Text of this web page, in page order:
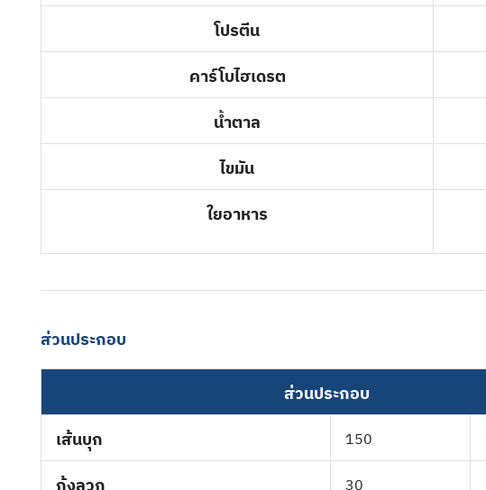
โปรตีน
คาร์โบไฮเดรต
น้ำตาล
ไขมัน
ใยอาหาร
ส่วนประกอบ
ส่วนประกอบ
เส้นบุก
150